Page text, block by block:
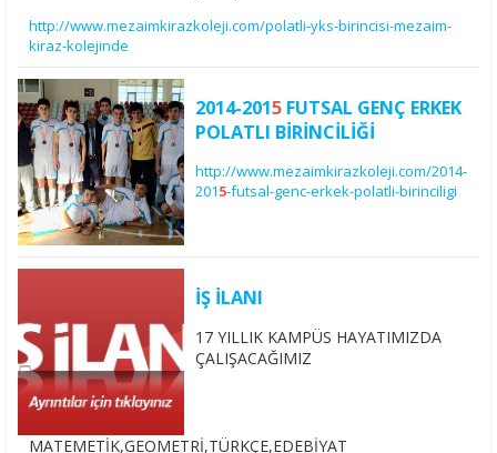
http://www.mezaimkirazkoleji.com/polatli-yks-birincisi-mezaim-
kiraz-kolejinde
2014-2015 FUTSAL GENÇ ERKEK
POLATLI BİRİNCİLİĞİ
http://www.mezaimkirazkoleji.com/2014-
2015-futsal-genc-erkek-polatli-birinciligi
İŞ İLANI
17 YILLIK KAMPÜS HAYATIMIZDA
ÇALIŞACAĞIMIZ
MATEMETİK,GEOMETRİ,TÜRKÇE,EDEBİYAT